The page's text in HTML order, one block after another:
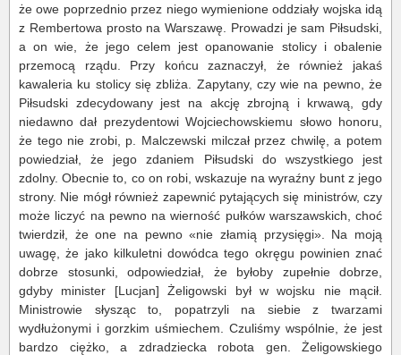
że owe poprzednio przez niego wymienione oddziały wojska idą
z Rembertowa prosto na Warszawę. Prowadzi je sam Piłsudski,
a on wie, że jego celem jest opanowanie stolicy i obalenie
przemocą rządu. Przy końcu zaznaczył, że również jakaś
kawaleria ku stolicy się zbliża. Zapytany, czy wie na pewno, że
Piłsudski zdecydowany jest na akcję zbrojną i krwawą, gdy
niedawno dał prezydentowi Wojciechowskiemu słowo honoru,
że tego nie zrobi, p. Malczewski milczał przez chwilę, a potem
powiedział, że jego zdaniem Piłsudski do wszystkiego jest
zdolny. Obecnie to, co on robi, wskazuje na wyraźny bunt z jego
strony. Nie mógł również zapewnić pytających się ministrów, czy
może liczyć na pewno na wierność pułków warszawskich, choć
twierdził, że one na pewno «nie złamią przysięgi». Na moją
uwagę, że jako kilkuletni dowódca tego okręgu powinien znać
dobrze stosunki, odpowiedział, że byłoby zupełnie dobrze,
gdyby minister [Lucjan] Żeligowski był w wojsku nie mącił.
Ministrowie słysząc to, popatrzyli na siebie z twarzami
wydłużonymi i gorzkim uśmiechem. Czuliśmy wspólnie, że jest
bardzo ciężko, a zdradziecka robota gen. Żeligowskiego